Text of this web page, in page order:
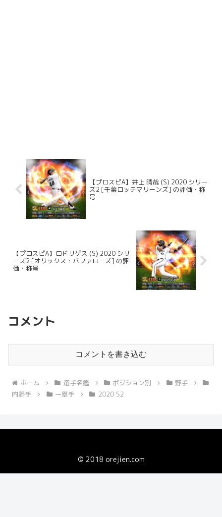
【プロスピA】井上 晴哉 (S) 2020 シリー
ズ2 [千葉ロッテマリーンズ] の評価・称
号
【プロスピA】ロドリゲス (S) 2020 シリ
ーズ2 [オリックス・バファローズ] の評
価・称号
コメント
コメントを書き込む
ホーム 選手名鑑 ポジション別
野手
内野手
一塁手 2020 S2
© 2018 orejien.com